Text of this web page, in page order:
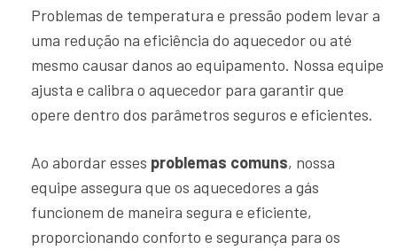
Problemas de temperatura e pressão podem levar a
uma redução na eficiência do aquecedor ou até
mesmo causar danos ao equipamento. Nossa equipe
ajusta e calibra o aquecedor para garantir que
opere dentro dos parâmetros seguros e eficientes.
Ao abordar esses problemas comuns, nossa
equipe assegura que os aquecedores a gás
funcionem de maneira segura e eficiente,
proporcionando conforto e segurança para os